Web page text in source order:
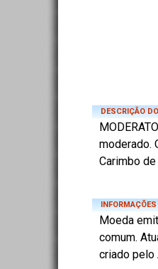
DESCRIÇÃO
moderado.
Carimbo
INFORMAÇÕES
Moeda
comum.
criado pelo